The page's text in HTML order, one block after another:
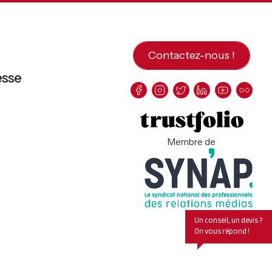
Contactez-nous !
Membre de
Un conseil, un devis ?
On vous répond !